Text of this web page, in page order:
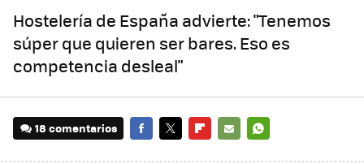
Hostelería de España advierte: "Tenemos
súper que quieren ser bares. Eso es
competencia desleal"
18 comentarios